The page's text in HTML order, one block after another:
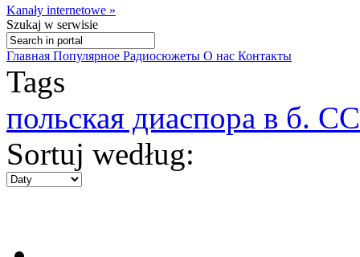
Kanały internetowe »
Szukaj w serwisie
Главная Популярное Радиосюжеты О нас Контакты
Tags
польская диаспора в б.
Sortuj według: